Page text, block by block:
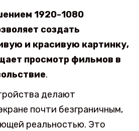
1920-1080
создать
и красивую картинку,
просмотр фильмов в
.
делают
почти безграничным,
реальностью. Это